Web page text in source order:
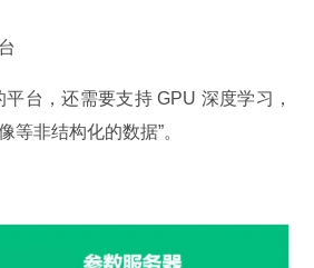
台，还需要支持 GPU 深度学习，
等非结构化的数据”。